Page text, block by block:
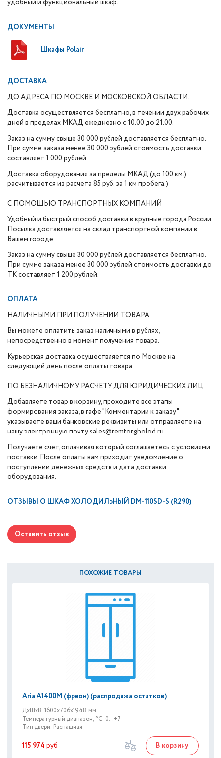
удобный и функциональный шкаф.
ДОКУМЕНТЫ
Шкафы Polair
ДОСТАВКА
ДО АДРЕСА ПО МОСКВЕ И МОСКОВСКОЙ ОБЛАСТИ.
Доставка осуществляется бесплатно, в течении двух рабочих
дней в пределах МКАД ежедневно с 10.00 до 21.00.
Заказ на сумму свыше 30 000 рублей доставляется бесплатно.
При сумме заказа менее 30 000 рублей стоимость доставки
составляет 1 000 рублей.
Доставка оборудования за пределы МКАД (до 100 км.)
расчитывается из расчета 85 руб. за 1 км пробега.)
С ПОМОЩЬЮ ТРАНСПОРТНЫХ КОМПАНИЙ
Удобный и быстрый способ доставки в крупные города России.
Посылка доставляется на склад транспортной компании в
Вашем городе.
Заказ на сумму свыше 30 000 рублей доставляется бесплатно.
При сумме заказа менее 30 000 рублей стоимость доставки до
ТК составляет 1 200 рублей.
ОПЛАТА
НАЛИЧНЫМИ ПРИ ПОЛУЧЕНИИ ТОВАРА
Вы можете оплатить заказ наличными в рублях,
непосредственно в момент получения товара.
Курьерская доставка осуществляется по Москве на
следующий день после оплаты товара.
ПО БЕЗНАЛИЧНОМУ РАСЧЕТУ ДЛЯ ЮРИДИЧЕСКИХ ЛИЦ
Добавляете товар в корзину, проходите все этапы
формирования заказа, в гафе "Комментарии к заказу"
указываете ваши банковские реквизиты или отправляете на
нашу электронную почту sales@remtorgholod.ru.
Получаете счет, оплачивая который соглашаетесь с условиями
поставки. После оплаты вам приходит уведомление о
поступлении денежных средств и дата доставки
оборудования.
ОТЗЫВЫ О ШКАФ ХОЛОДИЛЬНЫЙ DM-110SD-S (R290)
Оставить отзыв
ПОХОЖИЕ ТОВАРЫ
Aria A1400М (фреон) (распродажа остатков)
ДxШxВ: 1600x706x1948 мм
Температурный диапазон, °C: 0...+7
Тип двери: Распашная
115 974 руб В корзину